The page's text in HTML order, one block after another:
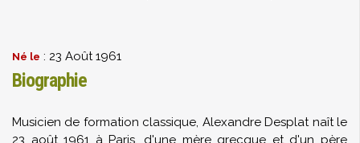
Né le : 23 Août 1961
Biographie
Musicien de formation classique, Alexandre Desplat naît le
23 août 1961 à Paris, d'une mère grecque et d'un père